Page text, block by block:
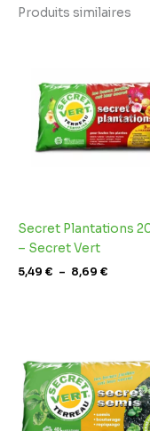
Produits similaires
Secret Plantations
– Secret Vert
5,49 € – 8,69 €
5,49 €
à
8,69 €
3,79 €
à
9,95 €